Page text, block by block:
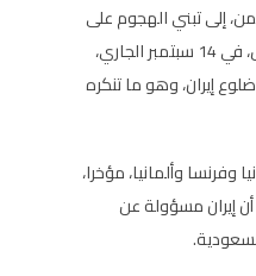
إلى تبني الهجوم على
منشأتي النفط في بقيق وخريص، في 14 سبتمبر الجاري،
إيران، وهو ما تنكره
وألمانيا، مؤخرا،
إيران مسؤولة عن